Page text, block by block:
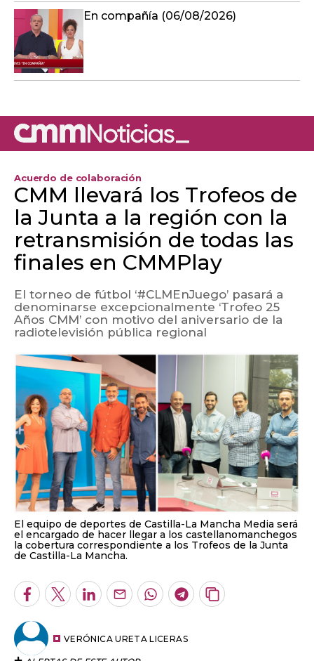
En compañía (06/08/2026)
Acuerdo de colaboración
CMM llevará los Trofeos de
la Junta a la región con la
retransmisión de todas las
finales en CMMPlay
El torneo de fútbol ‘#CLMEnJuego’ pasará a
denominarse excepcionalmente ‘Trofeo 25
Años CMM’ con motivo del aniversario de la
radiotelevisión pública regional
El equipo de deportes de Castilla-La Mancha Media será
el encargado de hacer llegar a los castellanomanchegos
la cobertura correspondiente a los Trofeos de la Junta
de Castilla-La Mancha.
Facebook
TwitterLinkedInEnviarWhatsapp
Telegram
Copiar
VERÓNICA URETA LICERAS